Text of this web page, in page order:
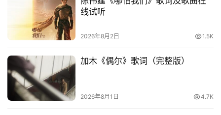
线试听
2026年8月2日 1.5K
加木《偶尔》歌词（完整版）
2026年8月1日 4.7K